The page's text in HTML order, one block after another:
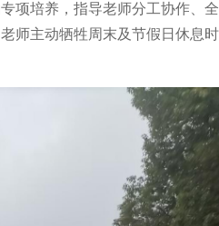
项培养，指导老师分工协作、
师主动牺牲周末及节假日休息